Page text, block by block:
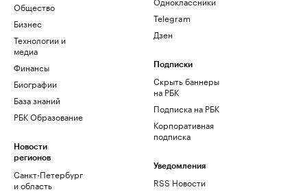
Общество
Бизнес
Технологии и
медиа
Финансы
Биографии
База знаний
РБК Образование
Новости
регионов
Санкт-Петербург
и область
Telegram
Дзен
Подписки
Скрыть баннеры
на РБК
Подписка на РБК
Корпоративная
подписка
Уведомления
RSS Новости